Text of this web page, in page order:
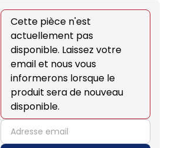
Cette pièce n'est
actuellement pas
disponible. Laissez votre
email et nous vous
informerons lorsque le
produit sera de nouveau
disponible.
email